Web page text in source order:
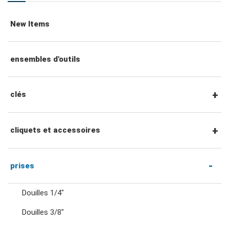
New Items
ensembles d'outils
clés
clés mixtes
clés mixtes à cliquet
clés à double anneau
cliquets et accessoires
Cliquets et accessoires à entraînement
Cliquets et poignées à entraînement 1/4"
prises
Douilles 1/4"
Douilles 3/8"